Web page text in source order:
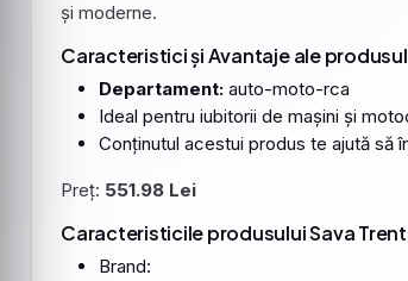
și moderne.
Caracteristici și Avantaje ale
Departament: auto-moto-rca
Ideal pentru iubitorii de mașini și
Conținutul acestui produs te ajută să
Preț: 551.98 Lei
Caracteristicile produsului Sava
Brand: